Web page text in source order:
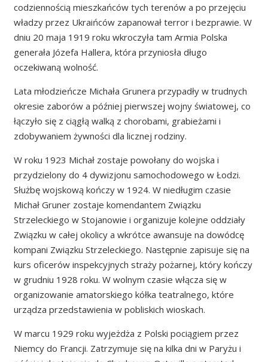
codziennością mieszkańców tych terenów a po przejęciu
władzy przez Ukraińców zapanował terror i bezprawie. W
dniu 20 maja 1919 roku wkroczyła tam Armia Polska
generała Józefa Hallera, która przyniosła długo
oczekiwaną wolność.
Lata młodzieńcze Michała Grunera przypadły w trudnych
okresie zaborów a później pierwszej wojny światowej, co
łączyło się z ciągłą walką z chorobami, grabieżami i
zdobywaniem żywności dla licznej rodziny.
W roku 1923 Michał zostaje powołany do wojska i
przydzielony do 4 dywizjonu samochodowego w Łodzi.
Służbę wojskową kończy w 1924. W niedługim czasie
Michał Gruner zostaje komendantem Związku
Strzeleckiego w Stojanowie i organizuje kolejne oddziały
Związku w całej okolicy a wkrótce awansuje na dowódcę
kompani Związku Strzeleckiego. Następnie zapisuje się na
kurs oficerów inspekcyjnych straży pożarnej, który kończy
w grudniu 1928 roku. W wolnym czasie włącza się w
organizowanie amatorskiego kółka teatralnego, które
urządza przedstawienia w pobliskich wioskach.
W marcu 1929 roku wyjeżdża z Polski pociągiem przez
Niemcy do Francji. Zatrzymuje się na kilka dni w Paryżu i